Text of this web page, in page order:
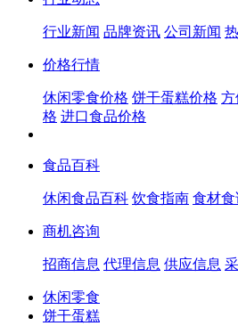
行业新闻 品牌资讯 公司新闻
价格行情
休闲零食价格 饼干蛋糕价格 方
格 进口食品价格
食品百科
休闲食品百科 饮食指南 食材食
商机咨询
招商信息 代理信息 供应信息
休闲零食
饼干蛋糕